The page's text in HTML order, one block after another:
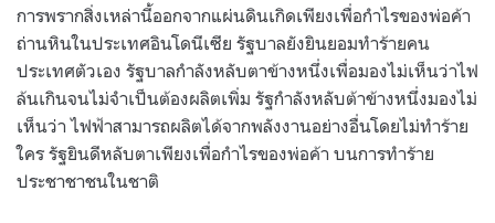
การพรากสิ่งเหล่านี้ออกจากแผ่นดินเกิดเพียงเพื่อกำไรของพ่อค้า
ถ่านหินในประเทศอินโดนีเซีย รัฐบาลยังยินยอมทำร้ายคน
ประเทศตัวเอง รัฐบาลกำลังหลับตาข้างหนึ่งเพื่อมองไม่เห็นว่าไฟ
ล้นเกินจนไม่จำเป็นต้องผลิตเพิ่ม รัฐกำลังหลับต้าข้างหนึ่งมองไม่
เห็นว่า ไฟฟ้าสามารถผลิตได้จากพลังงานอย่างอื่นโดยไม่ทำร้าย
ใคร รัฐยินดีหลับตาเพียงเพื่อกำไรของพ่อค้า บนการทำร้าย
ประชาชาชนในชาติ